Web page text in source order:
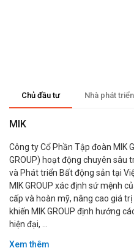
Chủ đầu tư Nhà phát triển
MIK
Công ty Cổ Phần Tập đoàn MIK
GROUP) hoạt động chuyên sâu
và Phát triển Bất động sản tại
MIK GROUP xác định sứ mệnh
cấp và hoàn mỹ, nâng cao giá
khiến MIK GROUP định hướng
hiện đại, ...
Xem thêm